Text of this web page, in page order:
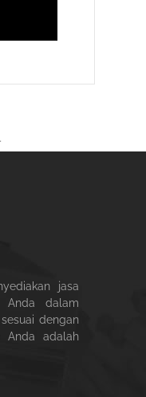
jasa
Anda dalam
dengan
Anda adalah